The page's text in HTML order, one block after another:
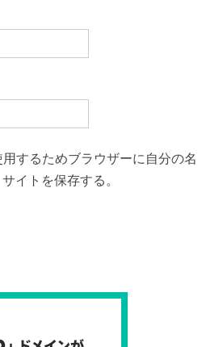
するためブラウザーに自分の名
イトを保存する。